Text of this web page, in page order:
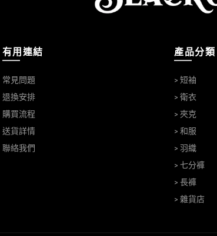
有用連結
常見問題
退換安排
購買流程
送貨詳情
聯絡我們
產品分類
> 短袖
> 衛衣
> 夾克
> 和服
> 羽織
> 七分褲
> 長褲
> 雜貨店